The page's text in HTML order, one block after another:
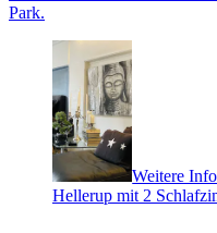
Park.
Weitere
Hellerup mit 2